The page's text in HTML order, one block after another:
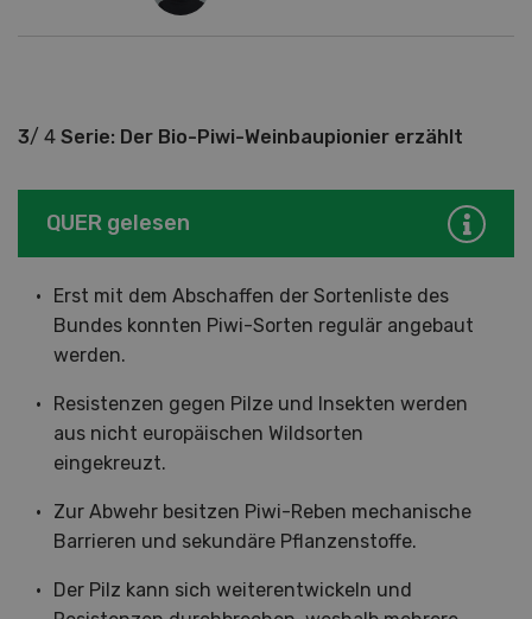
3/ 4 Serie: Der Bio-Piwi-Weinbaupionier erzählt
QUER gelesen
Erst mit dem Abschaffen der Sortenliste des
Bundes konnten Piwi-Sorten regulär angebaut
werden.
Resistenzen gegen Pilze und Insekten werden
aus nicht europäischen Wildsorten
eingekreuzt.
Zur Abwehr besitzen Piwi-Reben mechanische
Barrieren und sekundäre Pflanzenstoffe.
Der Pilz kann sich weiterentwickeln und